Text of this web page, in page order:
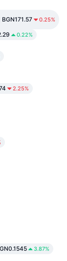
BGN171.57 0.25%
0.22%
2.25%
3.87%